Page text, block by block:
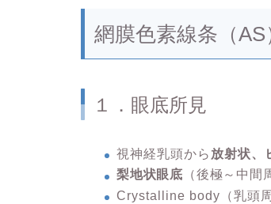
網膜色素線条（
１．眼底所見
視神経乳頭から 放射状、
梨地状眼底 （後極～中間
Crystalline body（乳頭